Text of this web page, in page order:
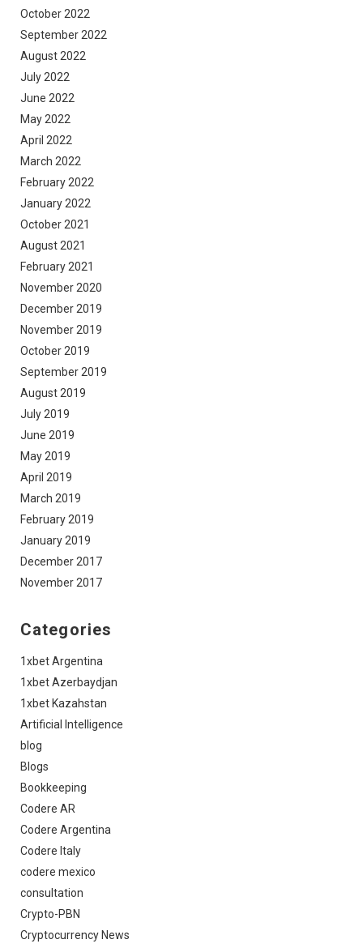
October 2022
September 2022
August 2022
July 2022
June 2022
May 2022
April 2022
March 2022
February 2022
January 2022
October 2021
August 2021
February 2021
November 2020
December 2019
November 2019
October 2019
September 2019
August 2019
July 2019
June 2019
May 2019
April 2019
March 2019
February 2019
January 2019
December 2017
November 2017
Categories
1xbet Argentina
1xbet Azerbaydjan
1xbet Kazahstan
Artificial Intelligence
blog
Blogs
Bookkeeping
Codere AR
Codere Argentina
Codere Italy
codere mexico
consultation
Crypto-PBN
Cryptocurrency News